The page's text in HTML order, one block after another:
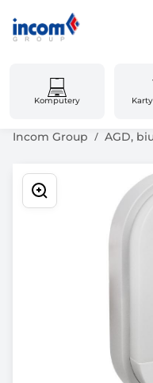
Komputery
Incom Group AGD,